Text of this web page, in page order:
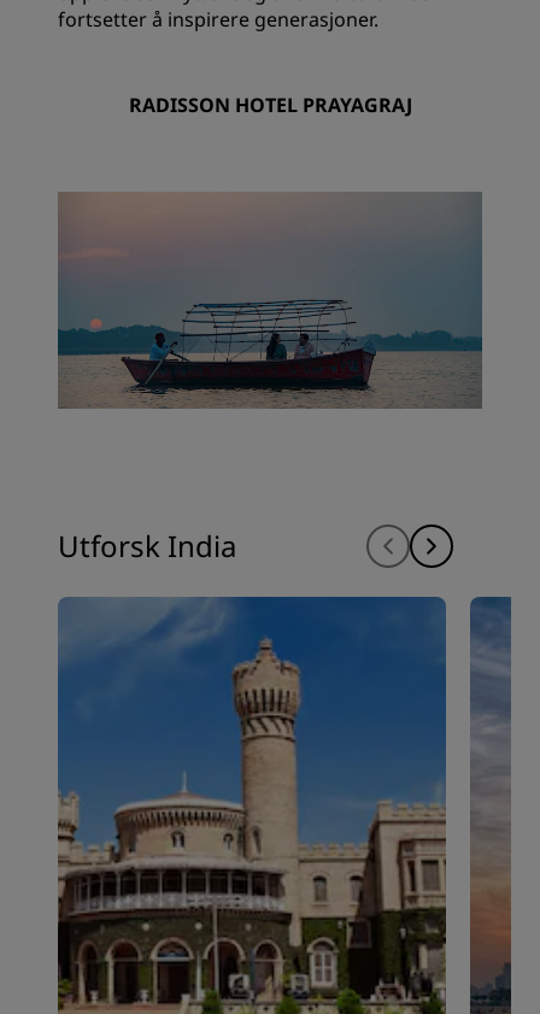
fortsetter å inspirere generasjoner.
RADISSON HOTEL PRAYAGRAJ
Utforsk India